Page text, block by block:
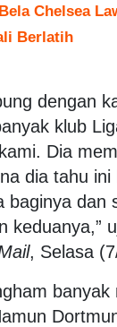
Chelsea
Berlatih
dengan
klub
Dia
dia tahu ini
baginya dan
keduanya,”
, Selasa
banyak